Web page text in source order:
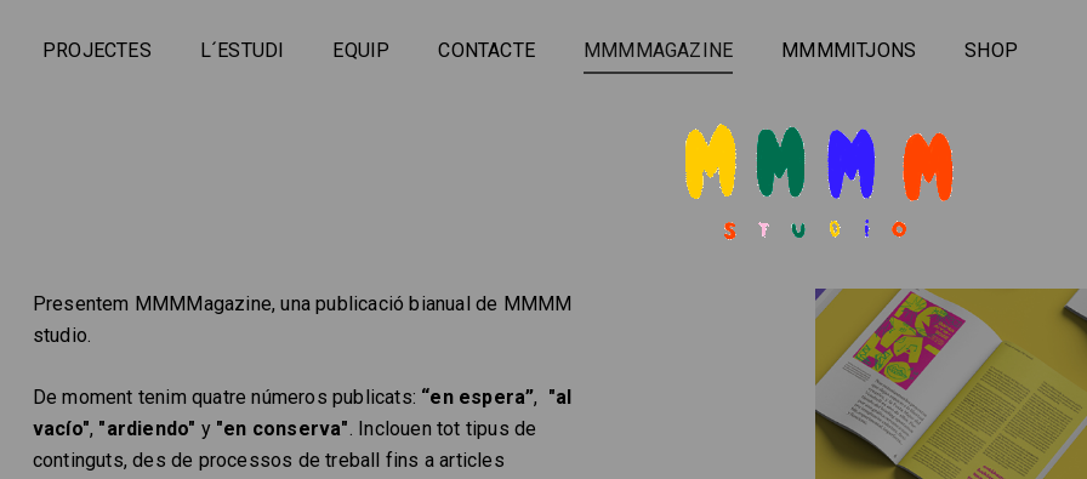
PROJECTES L´ESTUDI EQUIP CONTACTE MMMMAGAZINE MMMMITJONS SHOP
Presentem MMMMagazine, una publicació bianual de MMMM
studio.
De moment tenim quatre números publicats: “en espera”, "al
vacío", "ardiendo" y "en conserva". Inclouen tot tipus de
continguts, des de processos de treball fins a articles